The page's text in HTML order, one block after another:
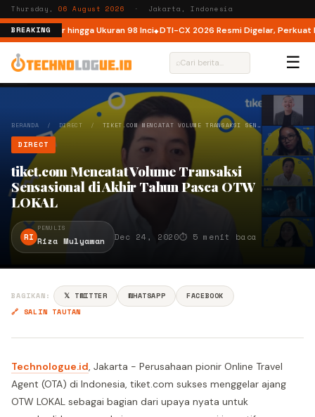
Thursday,06 August 2026 · Jakarta, Indonesia
BREAKING
Kini Hadir hingga Ukuran 98 Inci DTI-CX 2026 Resmi Digelar, Perkuat
⌕ ☰
BERANDA / DIRECT / TIKET.COM MENCATAT VOLUME TRANSAKSI SEN…
DIRECT
tiket.com Mencatat Volume Transaksi
Sensasional di Akhir Tahun Pasca OTW
LOKAL
RI
PENULIS
Riza Mulyawan Dec 24, 2020⏱ 5 menit baca
BAGIKAN: 𝕏 TWITTER WHATSAPP
FACEBOOK
🔗 SALIN TAUTAN
Technologue.id, Jakarta - Perusahaan pionir Online Travel
Agent (OTA) di Indonesia, tiket.com sukses menggelar ajang
OTW LOKAL sebagai bagian dari upaya nyata untuk